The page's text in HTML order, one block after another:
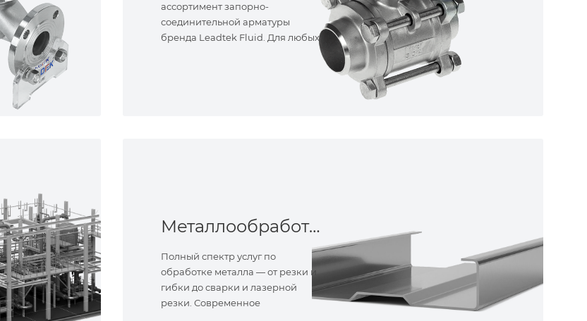
ассортимент запорно-
соединительной арматуры
бренда Leadtek Fluid. Для любых
Металлообработка
Полный спектр услуг по
обработке металла — от резки и
гибки до сварки и лазерной
резки. Современное